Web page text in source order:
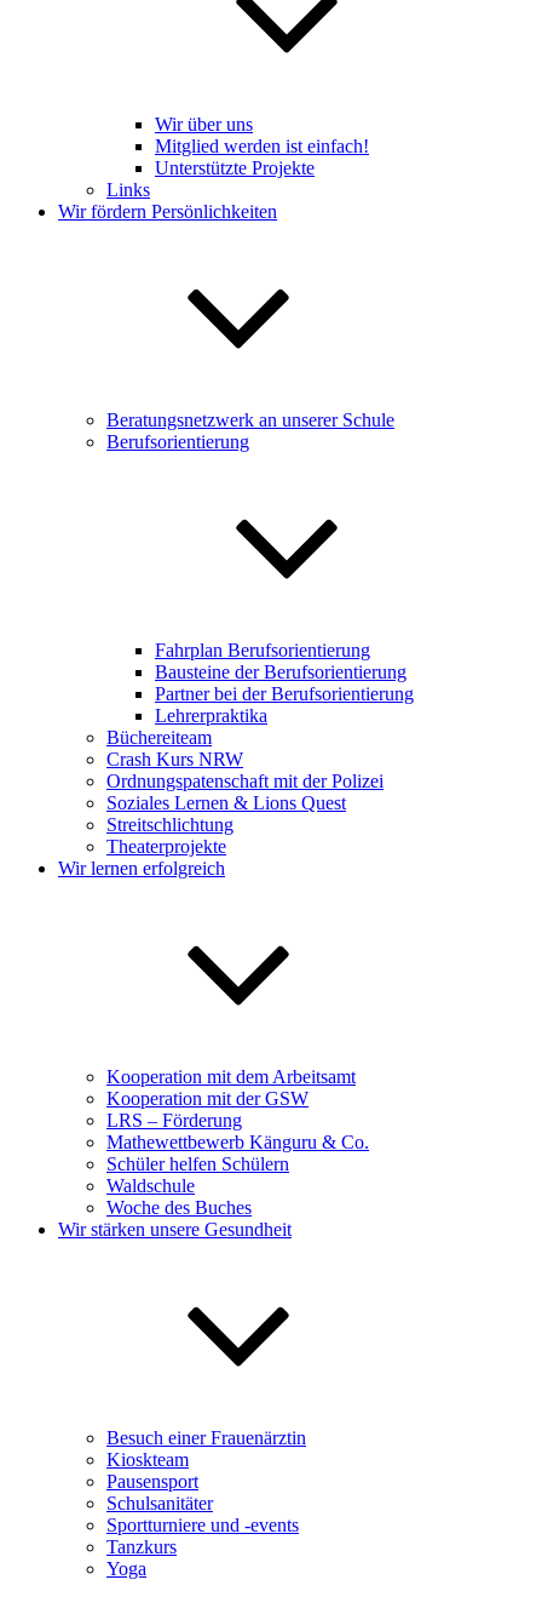
Wir über uns
Mitglied werden ist einfach!
Unterstützte Projekte
Links
Wir fördern Persönlichkeiten
Beratungsnetzwerk an unserer Schule
Berufsorientierung
Fahrplan Berufsorientierung
Bausteine der Berufsorientierung
Partner bei der Berufsorientierung
Lehrerpraktika
Büchereiteam
Crash Kurs NRW
Ordnungspatenschaft mit der Polizei
Soziales Lernen & Lions Quest
Streitschlichtung
Theaterprojekte
Wir lernen erfolgreich
Kooperation mit dem Arbeitsamt
Kooperation mit der GSW
LRS – Förderung
Mathewettbewerb Känguru & Co.
Schüler helfen Schülern
Waldschule
Woche des Buches
Wir stärken unsere Gesundheit
Besuch einer Frauenärztin
Kioskteam
Pausensport
Schulsanitäter
Sportturniere und -events
Tanzkurs
Yoga